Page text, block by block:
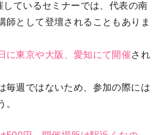
ているセミナーでは、代表の南
師として登壇されることもありま
に東京や大阪、愛知にて開催され
毎週ではないため、参加の際には
。